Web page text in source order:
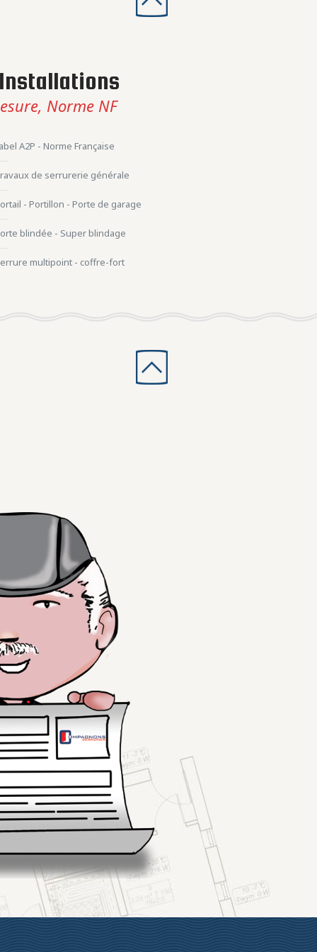
Norme NF
A2P - Norme Française
de serrurerie générale
- Portillon - Porte de garage
blindée - Super blindage
multipoint - coffre-fort